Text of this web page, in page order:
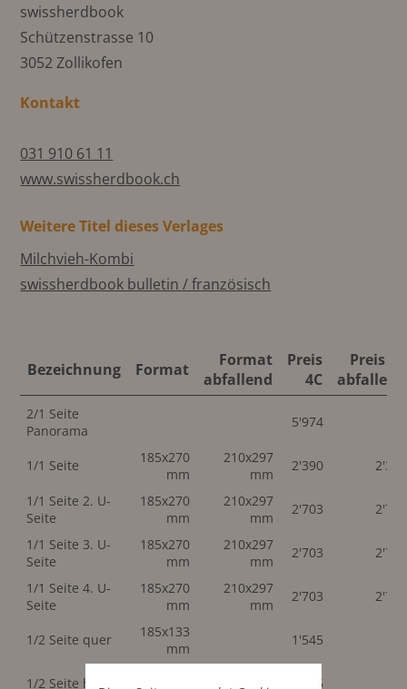
swissherdbook
Schützenstrasse 10
3052 Zollikofen
Kontakt
031 910 61 11
www.swissherdbook.ch
Weitere Titel dieses Verlages
Milchvieh-Kombi
swissherdbook bulletin / französisch
Bezeichnung Format
Format
abfallend
Preis
4C
Preis 4C
abfallend
2/1 Seite
Panorama
5'974
1/1 Seite
185x270
mm
210x297
mm
2'390 2'390
1/1 Seite 2. U-
Seite
185x270
mm
210x297
mm
2'703 2'703
1/1 Seite 3. U-
Seite
185x270
mm
210x297
mm
2'703 2'703
1/1 Seite 4. U-
Seite
185x270
mm
210x297
mm
2'703 2'703
1/2 Seite quer
185x133
mm
1'545
1/2 Seite hoch 1'545